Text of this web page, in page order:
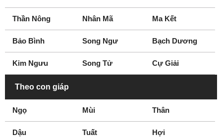
Thần Nông Nhân Mã Ma Kết
Bảo Bình Song Ngư Bạch Dương
Kim Ngưu Song Tử Cự Giải
Theo con giáp
Ngọ Mùi Thân
Dậu Tuất Hợi